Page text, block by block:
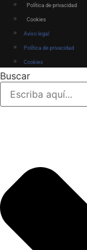
Política de privacidad
Cookies
Aviso legal
Política de privacidad
Cookies
Buscar